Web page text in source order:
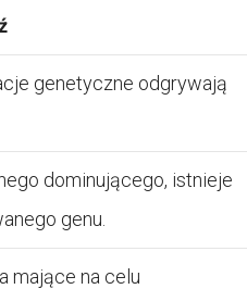
genetyczne odgrywają
dominującego, istnieje
genu.
mające na celu